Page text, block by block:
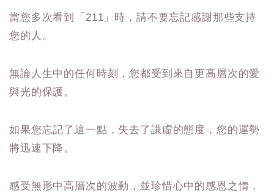
當您多次看到「211」時，請不要忘記感謝那些支持
您的人。
無論人生中的任何時刻，您都受到來自更高層次的愛
與光的保護。
如果您忘記了這一點，失去了謙虛的態度，您的運勢
將迅速下降。
感受無形中高層次的波動，並珍惜心中的感恩之情，